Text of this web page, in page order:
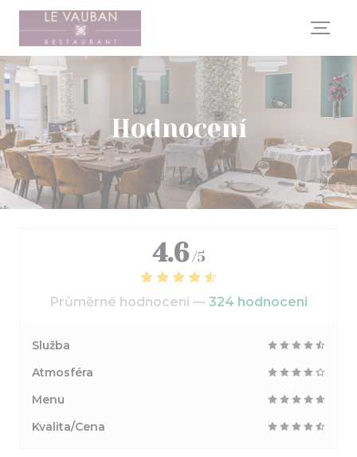
Panel pro správu cookies
Hodnocení
4.6 /5
Průměrné hodnocení — 324 hodnoceni
Služba
Atmosféra
Menu
Kvalita/Cena